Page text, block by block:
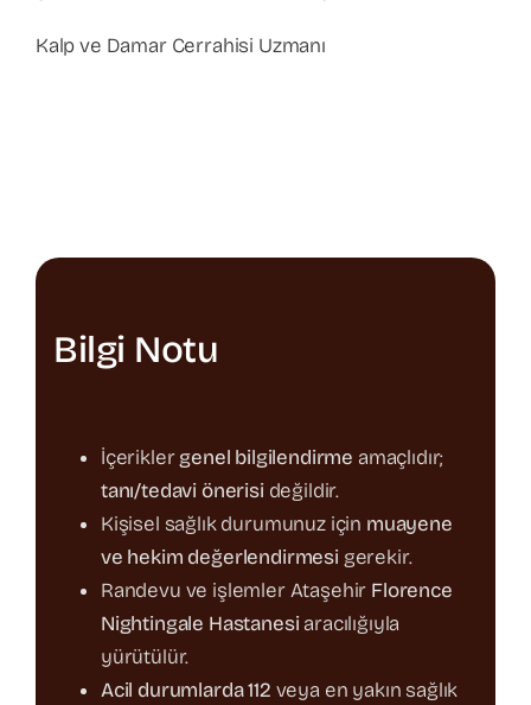
Kalp ve Damar Cerrahisi Uzmanı
Bilgi Notu
İçeriklergenel bilgilendirme amaçlıdır;
tanı/tedavi önerisideğildir.
Kişisel sağlık durumunuz için muayene
ve hekim değerlendirmesigerekir.
Randevu ve işlemler Ataşehir Florence
Nightingale Hastanesiaracılığıyla
yürütülür.
Acil durumlarda 112 veya en yakın sağlık